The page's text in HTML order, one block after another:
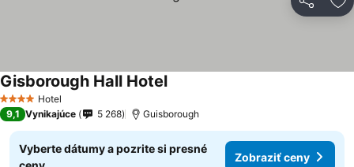
Zdieľať
4 Počet hviezdičiek
Hotel
Gisborough Hall HotelZobraziť ceny
9,1 Vynikajúce 5 268 Guisborough
Vyberte dátumy a pozrite si presné
Zobraziť ceny